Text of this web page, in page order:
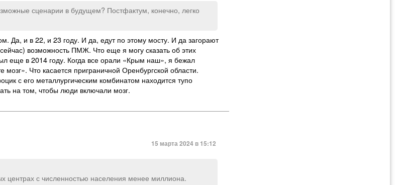
сценарии в будущем? Постфактум, конечно, легко
Да, и в 22, и 23 году. И да, едут по этому мосту. И да загорают
возможность ПМЖ. Что еще я могу сказать об этих
еще в 2014 году. Когда все орали «Крым наш», я бежал
Что касается приграничной Оренбургской области.
с его металлургическим комбинатом находится тупо
на том, чтобы люди включали мозг.
15 марта 2024 в 15:12
центрах с численностью населения менее миллиона.